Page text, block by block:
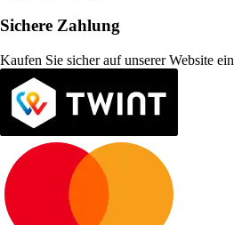
Sichere Zahlung
Kaufen Sie sicher auf unserer Website ein